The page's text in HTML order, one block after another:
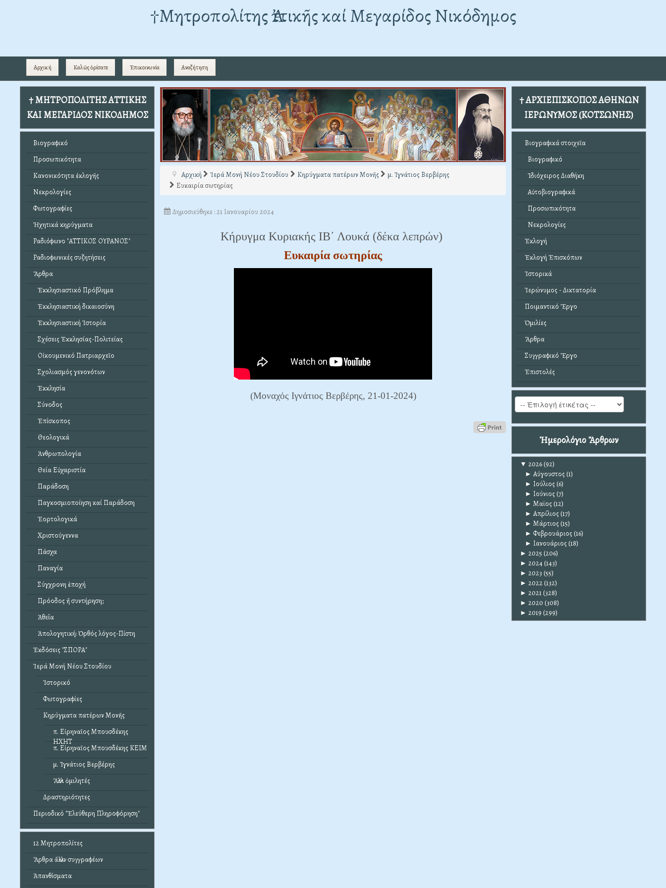
†Mητροπολίτης Ἀττικῆς καί Μεγαρίδος Νικόδημος
Αρχική Καλῶς ὁρίσατε Ἐπικοινωνία Αναζήτηση
† ΜΗΤΡΟΠΟΛΙΤΗΣ ΑΤΤΙΚΗΣ
ΚΑΙ ΜΕΓΑΡΙΔΟΣ ΝΙΚΟΔΗΜΟΣ
Βιογραφικό
Προσωπικότητα
Κανονικότητα ἐκλογῆς
Νεκρολογίες
Φωτογραφίες
Ἠχητικά κηρύγματα
Ραδιόφωνο "ΑΤΤΙΚΟΣ ΟΥΡΑΝΟΣ"
Ραδιοφωνικές συζητήσεις
Ἄρθρα
Ἐκκλησιαστικό Πρόβλημα
Ἐκκλησιαστική δικαιοσύνη
Ἐκκλησιαστική Ἱστορία
Σχέσεις Ἐκκλησίας-Πολιτείας
Οἰκουμενικό Πατριαρχεῖο
Σχολιασμός γενονότων
Ἐκκλησία
Σύνοδος
Ἐπίσκοπος
Θεολογικά
Ἀνθρωπολογία
Θεία Εὐχαριστία
Παράδοση
Παγκοσμιοποίηση καί Παράδοση
Ἑορτολογικά
Χριστούγεννα
Πάσχα
Παναγία
Σύγχρονη ἐποχή
Πρόοδος ἤ συντήρηση;
Ἀθεΐα
Ἀπολογητική: Ὀρθός λόγος-Πίστη
Ἐκδόσεις "ΣΠΟΡΑ"
Ἱερά Μονή Νέου Στουδίου
Ἱστορικό
Φωτογραφίες
Κηρύγματα πατέρων Μονῆς
π. Εἰρηναῖος Μπουσδέκης
ΗΧΗΤ
π. Εἰρηναῖος Μπουσδέκης ΚΕΙΜ
μ. Ἰγνάτιος Βερβέρης
Ἄλλοι ὁμιλητές
Δραστηριότητες
Περιοδικό "Ἐλεύθερη Πληροφόρηση"
12 Μητροπολίτες
Ἄρθρα ἄλλων συγγραφέων
Ἀπανθίσματα
Αρχική Ἱερά Μονή Νέου Στουδίου Κηρύγματα πατέρων Μονῆς
μ. Ἰγνάτιος Βερβέρης
Ευκαιρία σωτηρίας
Δημοσιεύθηκε : 21 Ιανουαρίου 2024
Κήρυγμα Κυριακής ΙΒ΄ Λουκά (δέκα λεπρών)
Ευκαιρία σωτηρίας
(Μοναχός Ιγνάτιος Βερβέρης, 21-01-2024)
† ΑΡΧΙΕΠΙΣΚΟΠΟΣ ΑΘΗΝΩΝ
ΙΕΡΩΝΥΜΟΣ (ΚΟΤΣΩΝΗΣ)
Βιογραφικά στοιχεῖα
Βιογραφικό
Ἰδιόχειρος Διαθήκη
Αὐτοβιογραφικά
Προσωπικότητα
Νεκρολογίες
Ἐκλογή
Ἐκλογή Ἐπισκόπων
Ἱστορικά
Ἱερώνυμος - Δικτατορία
Ποιμαντικό Ἔργο
Ὁμιλίες
Ἄρθρα
Συγγραφικό Ἔργο
Ἐπιστολές
Ἡμερολόγιο Ἄρθρων
▼ 2026(92)
► Αύγουστος (1)
► Ιούλιος (6)
► Ιούνιος (7)
► Μαϊος (12)
► Απρίλιος (17)
► Μάρτιος (15)
► Φεβρουάριος (16)
► Ιανουάριος (18)
► 2025 (206)
► 2024(143)
► 2023 (55)
► 2022(132)
► 2021(328)
► 2020 (308)
► 2019 (299)